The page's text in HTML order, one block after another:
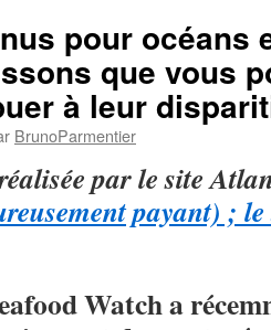
pour océans
que vous
à leur
BrunoParmentier
par le site
payant) ;
Watch a